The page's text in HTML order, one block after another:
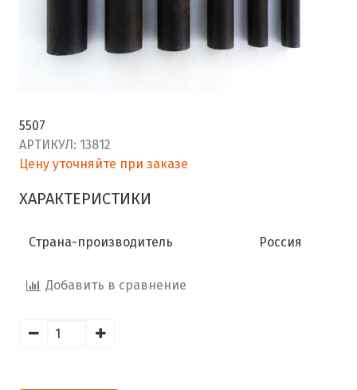
5507
АРТИКУЛ: 13812
Цену уточняйте при заказе
ХАРАКТЕРИСТИКИ
Страна-производитель Россия
Добавить в сравнение